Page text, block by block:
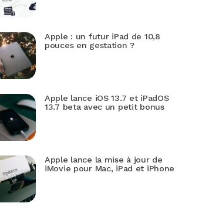
Apple : un futur iPad de 10,8
pouces en gestation ?
Apple lance iOS 13.7 et iPadOS
13.7 beta avec un petit bonus
Apple lance la mise à jour de
iMovie pour Mac, iPad et iPhone